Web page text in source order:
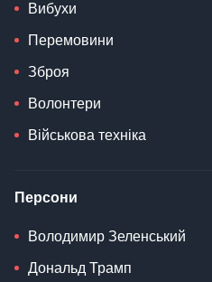
Вибухи
Перемовини
Зброя
Волонтери
Військова техніка
Персони
Володимир Зеленський
Дональд Трамп